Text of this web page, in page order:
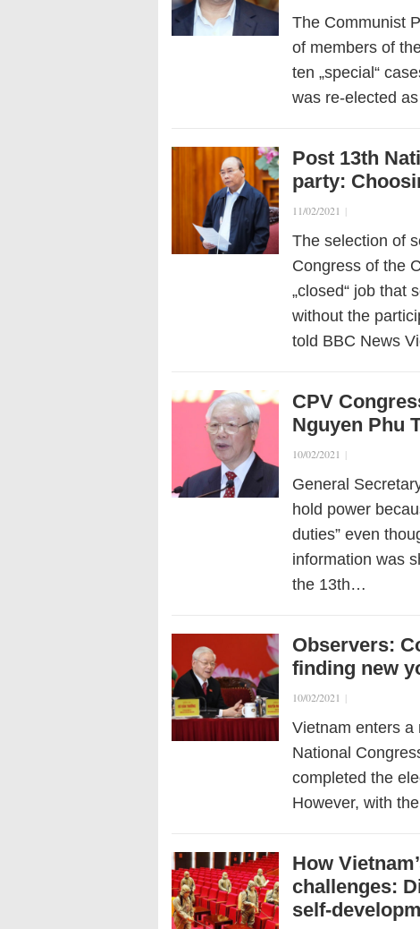
The Communist
of members of
ten „special“
was re-elected
Post 13th
party:
11/02/2021 |
The selection of
Congress of the
„closed“ job that
without the
told BBC News
CPV
Nguyen Phu
10/02/2021 |
General
hold power
duties” even
information was
the 13th…
Observers:
finding new
10/02/2021 |
Vietnam enters a
National
completed the
However, with
How
challenges:
self-